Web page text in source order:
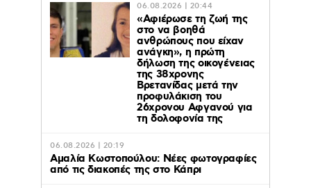
06.08.2026 | 20:44
«Αφιέρωσε τη ζωή της
στο να βοηθά
ανθρώπους που είχαν
ανάγκη», η πρώτη
δήλωση της οικογένειας
της 38χρονης
Βρετανίδας μετά την
προφυλάκιση του
26χρονου Αφγανού για
τη δολοφονία της
06.08.2026 | 20:19
Αμαλία Κωστοπούλου: Νέες φωτογραφίες
από τις διακοπές της στο Κάπρι